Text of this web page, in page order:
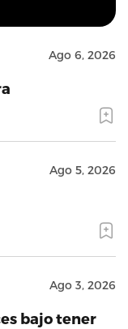
Ago 6, 2026
Ago 5, 2026
Ago 3, 2026
bajo tener